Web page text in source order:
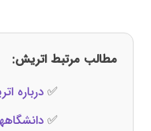
مطالب مرتبط اتریش:
✅درباره
✅